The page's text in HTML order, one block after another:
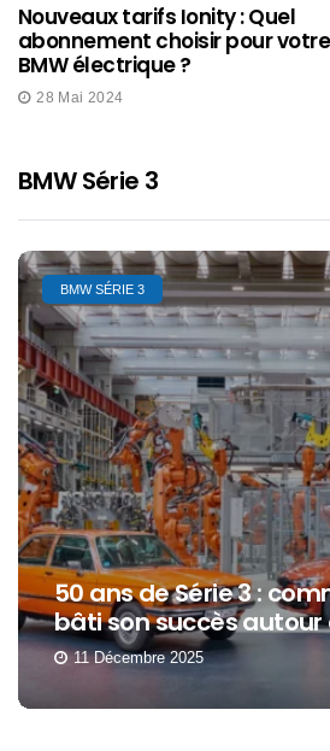
Nouveaux tarifs Ionity : Quel
abonnement choisir pour votre
BMW électrique ?
28 Mai 2024
BMW Série 3
BMW SÉRIE 3
50 ans de Série 3 :
bâti son succès autour
11 Décembre 2025